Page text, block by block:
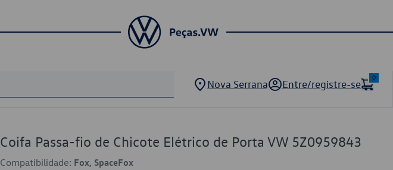
Nova Serrana Entre/registre-se
0
Coifa Passa-fio de Chicote Elétrico de Porta VW 5Z0959843
Compatibilidade: Fox, SpaceFox